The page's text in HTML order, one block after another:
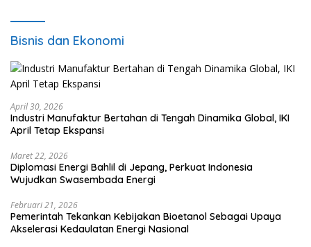
Bisnis dan Ekonomi
April 30, 2026
Industri Manufaktur Bertahan di Tengah Dinamika Global, IKI
April Tetap Ekspansi
Maret 22, 2026
Diplomasi Energi Bahlil di Jepang, Perkuat Indonesia
Wujudkan Swasembada Energi
Februari 21, 2026
Pemerintah Tekankan Kebijakan Bioetanol Sebagai Upaya
Akselerasi Kedaulatan Energi Nasional